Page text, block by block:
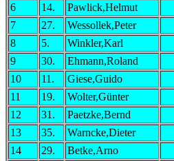
6
14. Pawlick,Helmut
7
27. Wessollek,Peter
8
5. Winkler,Karl
9
30. Ehmann,Roland
10
11. Giese,Guido
11
19. Wolter,Günter
12
31. Paetzke,Bernd
13
35. Warncke,Dieter
14
29. Betke,Arno